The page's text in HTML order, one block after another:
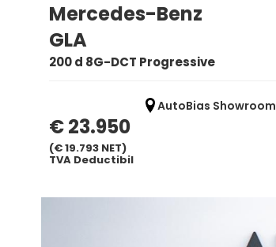
Mercedes-Benz
GLA
200 d 8G-DCT Progressive
AutoBias Showroom
€ 23.950
(€ 19.793 NET)
TVA Deductibil